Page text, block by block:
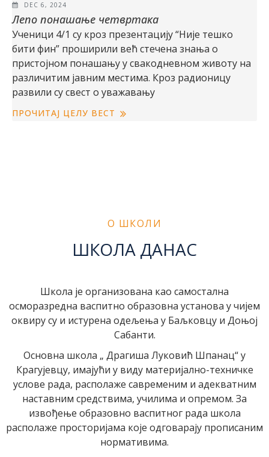
DEC 6, 2024
Лепо понашање четвртака
Ученици 4/1 су кроз презентацију “Није тешко
бити фин” проширили већ стечена знања о
пристојном понашању у свакодневном животу на
различитим јавним местима. Кроз радионицу
развили су свест о уважавању
ПРОЧИТАЈ ЦЕЛУ ВЕСТ
О ШКОЛИ
ШКОЛА ДАНАС
Школа је организована као самостална
осморазредна васпитно образовна установа у чијем
оквиру су и истурена одељења у Баљковцу и Доњој
Сабанти.
Основна школа „ Драгиша Луковић Шпанац“ у
Крагујевцу, имајући у виду материјално-техничке
услове рада, располаже савременим и адекватним
наставним средствима, училима и опремом. За
извођење образовно васпитног рада школа
располаже просторијама које одговарају прописаним
нормативима.